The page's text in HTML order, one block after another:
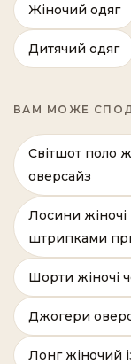
Жіночий одяг
Дитячий одяг
ВАМ МОЖЕ
Світшот поло
оверсайз
Лосини жіночі
штрипками
Шорти жіночі
Джогери
Лонг жіночий